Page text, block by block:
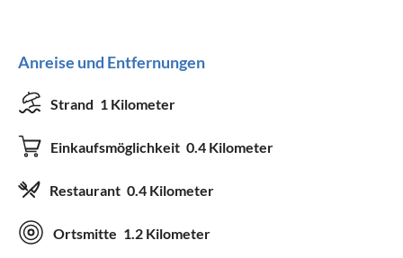
Anreise und Entfernungen
Strand 1 Kilometer
Einkaufsmöglichkeit 0.4 Kilometer
Restaurant 0.4 Kilometer
Ortsmitte 1.2 Kilometer